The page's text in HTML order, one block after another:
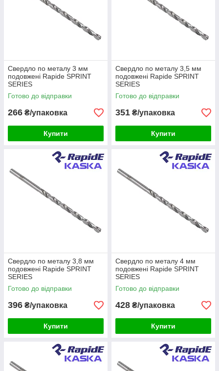
Свердло по металу 3 мм
подовжені Rapide SPRINT
SERIES
Готово до відправки
266 ₴/упаковка
Купити
Свердло по металу 3,5 мм
подовжені Rapide SPRINT
SERIES
Готово до відправки
351 ₴/упаковка
Купити
Свердло по металу 3,8 мм
подовжені Rapide SPRINT
SERIES
Готово до відправки
396 ₴/упаковка
Купити
Свердло по металу 4 мм
подовжені Rapide SPRINT
SERIES
Готово до відправки
428 ₴/упаковка
Купити